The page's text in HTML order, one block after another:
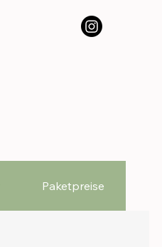
Paketpreise